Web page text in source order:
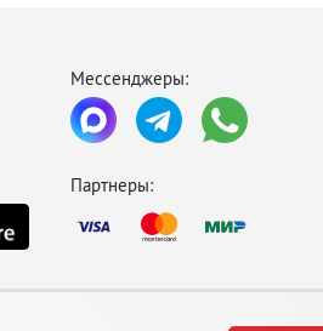
Мессенджеры:
Партнеры: